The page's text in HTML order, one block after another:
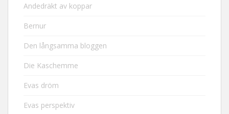
Andedräkt av koppar
Bernur
Den långsamma bloggen
Die Kaschemme
Evas dröm
Evas perspektiv